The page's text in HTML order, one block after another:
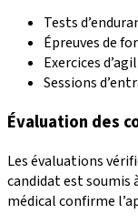
Tests
Épreuves de
Exercices
Sessions
Évaluation des
Les évaluations
candidat est soumis
médical confirme